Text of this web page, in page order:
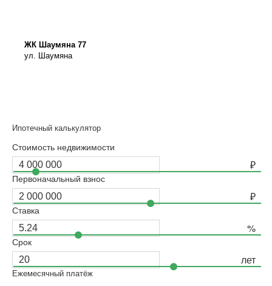
ЖК Шаумяна 77
ул. Шаумяна
Ипотечный калькулятор
Стоимость недвижимости
Первоначальный взнос
Ставка
Срок
Ежемесячный платёж